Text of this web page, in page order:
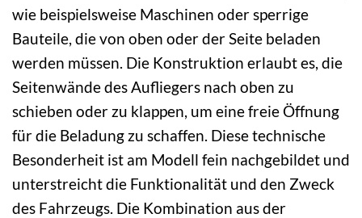
wie beispielsweise Maschinen oder sperrige
Bauteile, die von oben oder der Seite beladen
werden müssen. Die Konstruktion erlaubt es, die
Seitenwände des Aufliegers nach oben zu
schieben oder zu klappen, um eine freie Öffnung
für die Beladung zu schaffen. Diese technische
Besonderheit ist am Modell fein nachgebildet und
unterstreicht die Funktionalität und den Zweck
des Fahrzeugs. Die Kombination aus der